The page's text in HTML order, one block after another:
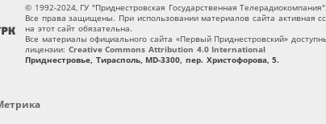
© 1992-2024, ГУ "Приднестровская Государственная Телерадиокомпания".
Все права защищены. При использовании материалов сайта активная
на этот сайт обязательна.
Все материалы официального сайта «Первый Приднестровский»
лицензии: Creative Commons Attribution 4.0 International
Приднестровье, Тирасполь, MD-3300, пер. Христофорова, 5.